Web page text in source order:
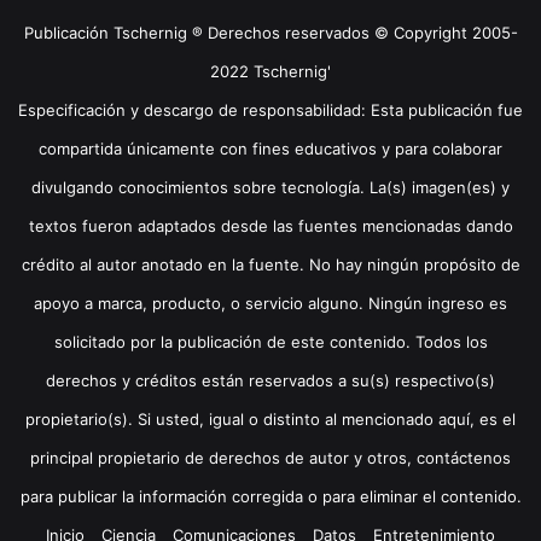
Publicación Tschernig ® Derechos reservados © Copyright 2005-
2022 Tschernig'
Especificación y descargo de responsabilidad: Esta publicación fue
compartida únicamente con fines educativos y para colaborar
divulgando conocimientos sobre tecnología. La(s) imagen(es) y
textos fueron adaptados desde las fuentes mencionadas dando
crédito al autor anotado en la fuente. No hay ningún propósito de
apoyo a marca, producto, o servicio alguno. Ningún ingreso es
solicitado por la publicación de este contenido. Todos los
derechos y créditos están reservados a su(s) respectivo(s)
propietario(s). Si usted, igual o distinto al mencionado aquí, es el
principal propietario de derechos de autor y otros, contáctenos
para publicar la información corregida o para eliminar el contenido.
Inicio
Ciencia Comunicaciones Datos Entretenimiento